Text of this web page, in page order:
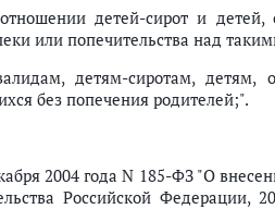
детей-сирот и детей,
или попечительства над
детям-сиротам, детям,
без попечения родителей;".
2004 года N 185-ФЗ "О
Российской Федерации,